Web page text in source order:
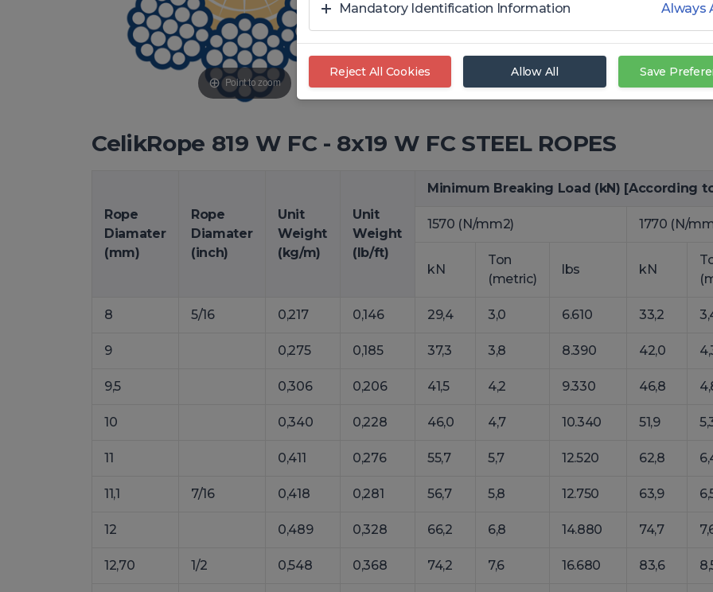
Point to zoom
CelikRope 819 W FC - 8x19 W FC STEEL ROPES
Rope
Diamater
(mm)
Rope
Diamater
(inch)
Unit
Weight
(kg/m)
Unit
Weight
(lb/ft)
Minimum Breaking Load (kN) [According
1570 (N/mm2) 1770 (N/
kN
Ton
(metric)
lbs kN
8 5/16 0,217 0,146 29,4 3,0 6.610 33,2
9 0,275 0,185 37,3 3,8 8.390 42,0
9,5 0,306 0,206 41,5 4,2 9.330 46,8
10 0,340 0,228 46,0 4,7 10.340 51,9
11 0,411 0,276 55,7 5,7 12.520 62,8
11,1 7/16 0,418 0,281 56,7 5,8 12.750 63,9
12 0,489 0,328 66,2 6,8 14.880 74,7
12,70 1/2 0,548 0,368 74,2 7,6 16.680 83,6
Mandatory Identification Information Always
Reject All Cookies Allow All Save